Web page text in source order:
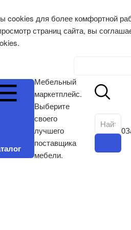
cookies для более комфортной
страниц сайта, вы
Мебельный
маркетплейс.
Выберите
своего
лучшего
поставщика
мебели.
0